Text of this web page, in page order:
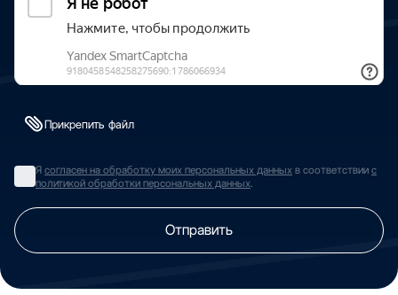
Прикрепить файл
Я согласен на обработку моих персональных данных в соответствии с
политикой обработки персональных данных.
Отправить